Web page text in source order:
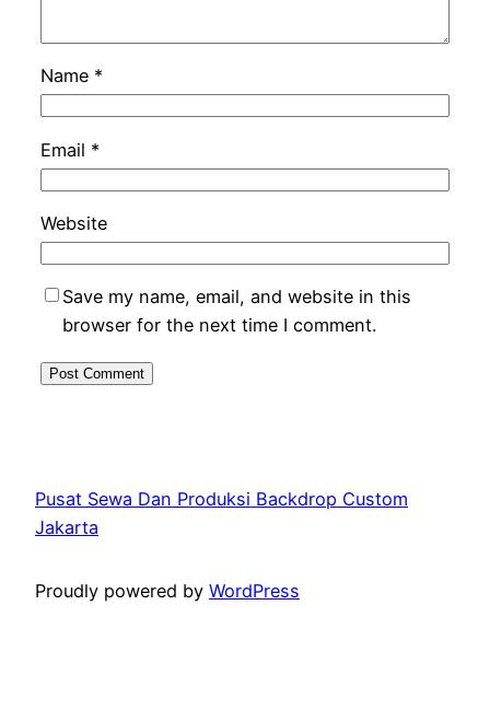
Name *
Email *
Website
Save my name, email, and website in this
browser for the next time I comment.
Pusat Sewa Dan Produksi Backdrop Custom
Jakarta
Proudly powered by WordPress